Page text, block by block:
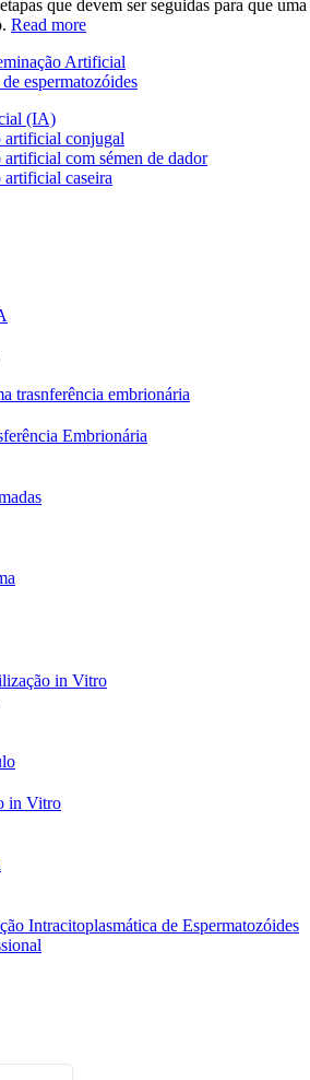
que devem ser seguidas para que
Read more
Artificial
espermatozóides
(IA)
artificial conjugal
artificial com sémen de dador
artificial caseira
Embrionária
in Vitro
in Vitro
Intracitoplasmática de Espermatozóides